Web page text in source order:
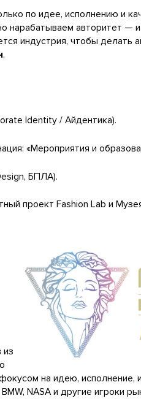
по идее, исполнению и
нарабатываем авторитет —
индустрия, чтобы делать
.
Identity / Айдентика).
«Мероприятия и
БПЛА).
проект Fashion Lab и
из
на идею, исполнение,
NASA и другие игроки